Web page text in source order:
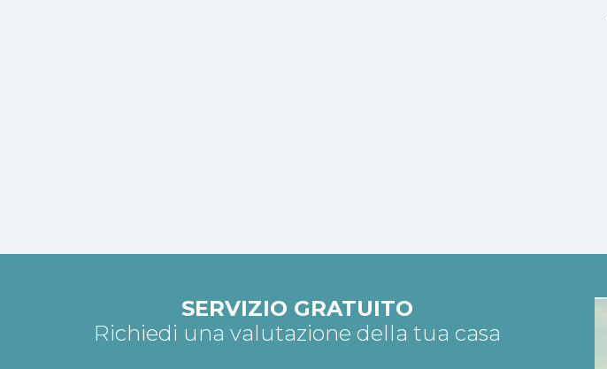
SERVIZIO GRATUITO
Richiedi una valutazione della tua casa